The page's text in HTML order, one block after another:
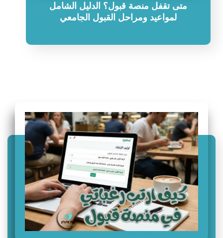
متى تقفل منصة قبول؟ الدليل الشامل
لمواعيد ومراحل القبول الجامعي
سؤال وجواب